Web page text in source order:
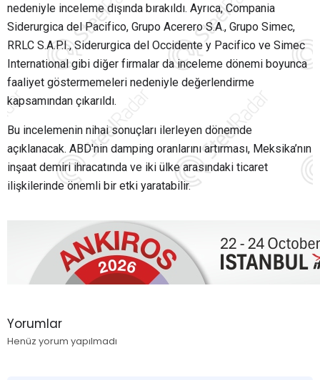
nedeniyle inceleme dışında bırakıldı. Ayrıca, Compania
Siderurgica del Pacifico, Grupo Acerero S.A., Grupo Simec,
RRLC S.A.P.I., Siderurgica del Occidente y Pacifico ve Simec
International gibi diğer firmalar da inceleme dönemi boyunca
faaliyet göstermemeleri nedeniyle değerlendirme
kapsamından çıkarıldı.
Bu incelemenin nihai sonuçları ilerleyen dönemde
açıklanacak. ABD'nin damping oranlarını artırması, Meksika’nın
inşaat demiri ihracatında ve iki ülke arasındaki ticaret
ilişkilerinde önemli bir etki yaratabilir.
Yorumlar
Henüz yorum yapılmadı